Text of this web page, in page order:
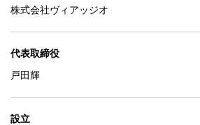
株式会社ヴィアッジオ
代表取締役
戸田輝
設立